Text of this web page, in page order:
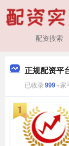
正规配资平
已收录999+家